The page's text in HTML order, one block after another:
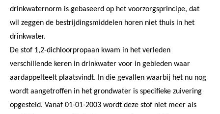
drinkwaternorm is gebaseerd op het voorzorgsprincipe, dat
wil zeggen de bestrijdingsmiddelen horen niet thuis in het
drinkwater.
De stof 1,2-dichloorpropaan kwam in het verleden
verschillende keren in drinkwater voor in gebieden waar
aardappelteelt plaatsvindt. In die gevallen waarbij het nu nog
wordt aangetroffen in het grondwater is specifieke zuivering
opgesteld. Vanaf 01-01-2003 wordt deze stof niet meer als